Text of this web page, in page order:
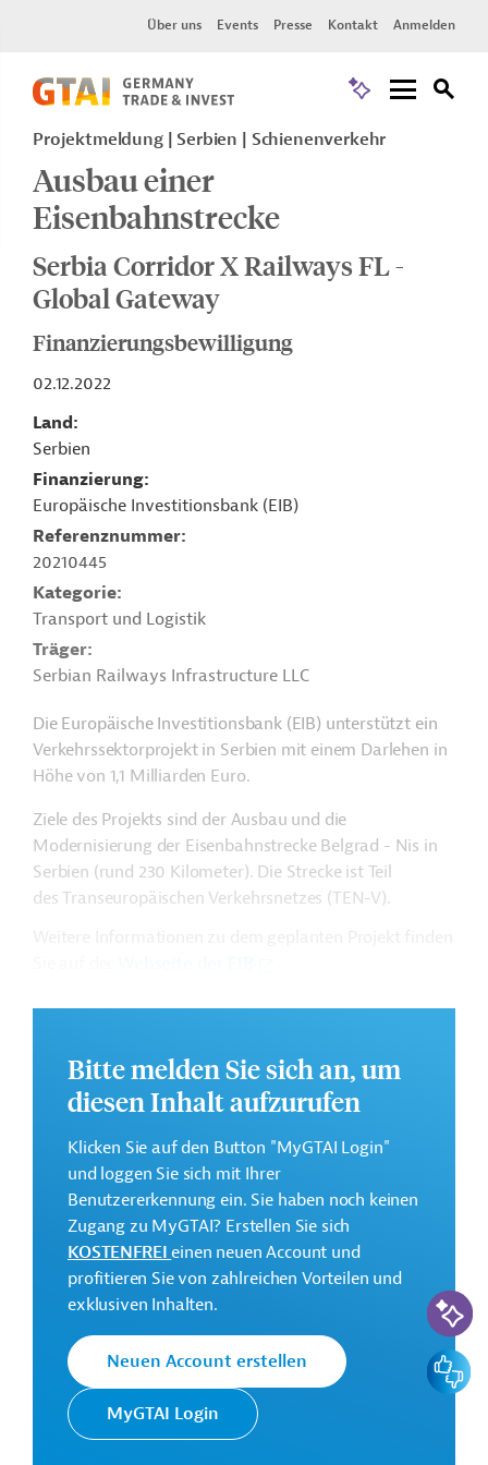
Über uns Events Presse Kontakt Anmelden
Projektmeldung Serbien Schienenverkehr
Ausbau einer
Eisenbahnstrecke
Serbia Corridor X Railways FL -
Global Gateway
Finanzierungsbewilligung
02.12.2022
Land
Serbien
Finanzierung
Europäische Investitionsbank (EIB)
Referenznummer
20210445
Kategorie
Transport und Logistik
Träger
Serbian Railways Infrastructure LLC
Die Europäische Investitionsbank (EIB) unterstützt ein
Verkehrssektorprojekt in Serbien mit einem Darlehen in
Höhe von 1,1 Milliarden Euro.
Ziele des Projekts sind der Ausbau und die
Modernisierung der Eisenbahnstrecke Belgrad - Nis in
Serbien (rund 230 Kilometer). Die Strecke ist Teil
des Transeuropäischen Verkehrsnetzes (TEN-V).
Gesamtkosten:
Geberbeitrag:
1,1 Milliarden Euro (voraussichtlich; Darlehen)
Kontaktadressen
Europäische
Investitionsbank
(EIB)
Die EIB vertritt die
wirtschaftlichen Interessen der EU
durch Kreditvergabe an alle
Mitgliedsländer und unterstützt
die Entwicklungs- und
Kooperationspolitik der EU mit
Investitionen in Drittstaaten.
Bitte melden Sie sich an, um
diesen Inhalt aufzurufen
Klicken Sie auf den Button "MyGTAI Login"
und loggen Sie sich mit Ihrer
Benutzererkennung ein. Sie haben noch keinen
Zugang zu MyGTAI? Erstellen Sie sich
KOSTENFREIeinen neuen Account und
profitieren Sie von zahlreichen Vorteilen und
exklusiven Inhalten.
Neuen Account erstellen
MyGTAI Login
KI-